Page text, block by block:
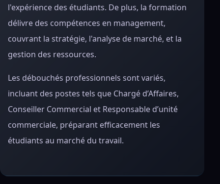
l'expérience des étudiants. De plus, la formation
délivre des compétences en management,
couvrant la stratégie, l'analyse de marché, et la
gestion des ressources.
Les débouchés professionnels sont variés,
incluant des postes tels que Chargé d’Affaires,
Conseiller Commercial et Responsable d’unité
commerciale, préparant efficacement les
étudiants au marché du travail.